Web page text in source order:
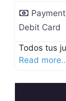
Debit Card
Todos tus
Read